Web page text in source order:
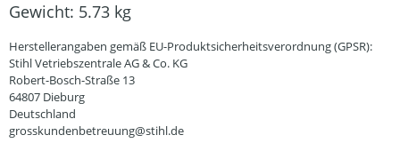
Gewicht: 5.73 kg
Herstellerangaben gemäß EU-Produktsicherheitsverordnung (GPSR):
Stihl Vetriebszentrale AG & Co. KG
Robert-Bosch-Straße 13
64807 Dieburg
Deutschland
grosskundenbetreuung@stihl.de